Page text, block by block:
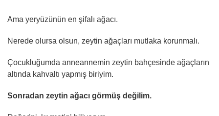
Ama yeryüzünün en şifalı ağacı.
Nerede olursa olsun, zeytin ağaçları mutlaka korunmalı.
Çocukluğumda anneannemin zeytin bahçesinde ağaçların
altında kahvaltı yapmış biriyim.
Sonradan zeytin ağacı görmüş değilim.